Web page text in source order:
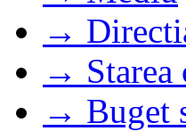
→
→ Starea
→ Buget